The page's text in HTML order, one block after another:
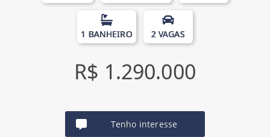
1 BANHEIRO 2 VAGAS
R$ 1.290.000
Tenho interesse